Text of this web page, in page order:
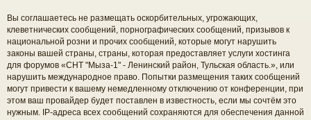
Вы соглашаетесь не размещать оскорбительных, угрожающих,
клеветнических сообщений, порнографических сообщений, призывов к
национальной розни и прочих сообщений, которые могут нарушить
законы вашей страны, страны, которая предоставляет услуги хостинга
для форумов «СНТ "Мыза-1" - Ленинский район, Тульская область.», или
нарушить международное право. Попытки размещения таких сообщений
могут привести к вашему немедленному отключению от конференции, при
этом ваш провайдер будет поставлен в известность, если мы сочтём это
нужным. IP-адреса всех сообщений сохраняются для обеспечения данной